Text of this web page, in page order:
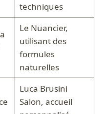
techniques
Le Nuancier,
utilisant des
formules
naturelles
Luca Brusini
Salon, accueil